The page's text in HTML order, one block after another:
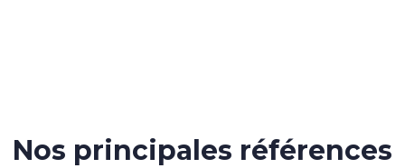
Nos principales références